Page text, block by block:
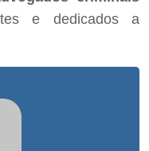
e dedicados a